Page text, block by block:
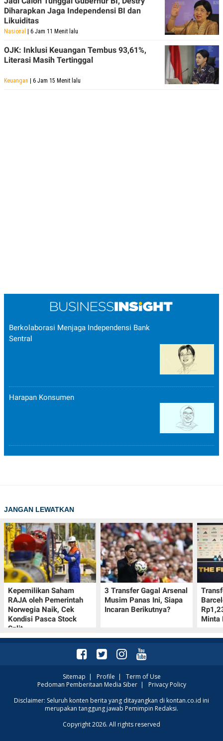
Diharapkan Jaga Independensi BI dan
Likuiditas
Nasional | 6 Jam 11 Menit lalu
OJK: Inklusi Keuangan Tembus 93,61%,
Literasi Masih Tertinggal
Keuangan | 6 Jam 15 Menit lalu
Berkolaborasi Menjaga Independensi Bank
Sentral
Harapan Konsumen
JANGAN LEWATKAN
Kepemilikan Saham
RAJA oleh Pemerintah
Norwegia Naik, Cek
Kondisi Pasca Stock
Split
3 Transfer Gagal Arsenal
Musim Panas Ini, Siapa
Incaran Berikutnya?
Minta
Cek Kumpulan Link
Twibbon Hari Pramuka
Sitemap | Profile | Term of Use
Pedoman Pemberitaan Media Siber| Privacy Policy
Disclaimer: Seluruh konten berita yang ditayangkan di kontan.co.id ini
merupakan tanggung jawab Pemimpin Redaksi.
Copyright 2026. All rights reserved